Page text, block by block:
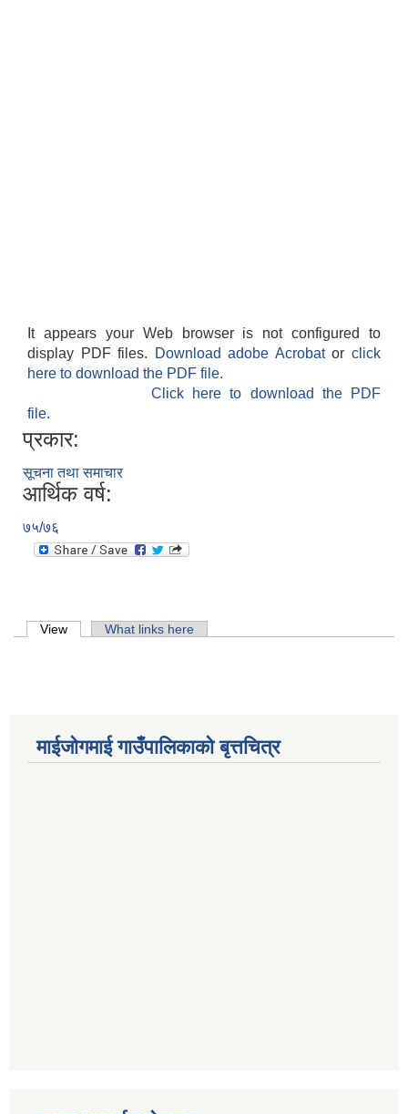
It appears your Web browser is not configured to
display PDF files.
Download adobe Acrobatorclick
here to download the PDF file.
Click here to download the PDF
file.
प्रकार:
सूचना तथा समाचार
आर्थिक वर्ष:
७५/७६
Primary tabs
View (active tab)What links here
माईजोगमाई गाउँपालिकाको बृत्तचित्र